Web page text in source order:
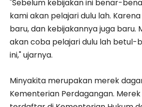
"Sebelum kebijakan ini benar-
kami akan pelajari dulu lah.
baru, dan kebijakannya juga baru.
akan coba pelajari dulu lah betul-
ini," ujarnya.
Minyakita merupakan merek
Kementerian Perdagangan.